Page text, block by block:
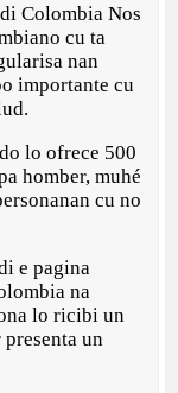
Colombia Nos
cu ta
nan
importante cu
lo ofrece 500
homber, muhé
cu no
e pagina
na
lo ricibi un
un